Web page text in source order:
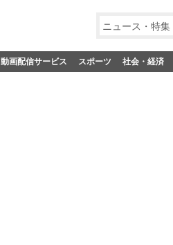
ニュース・特集
動画配信サービス スポーツ 社会・経済